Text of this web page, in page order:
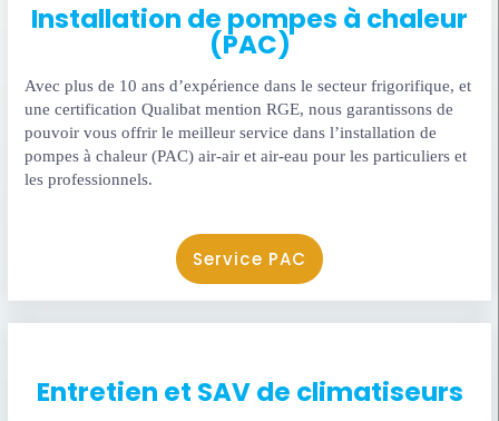
Installation de pompes à chaleur
(PAC)
Avec plus de 10 ans d’expérience dans le secteur frigorifique, et
une certification Qualibat mention RGE, nous garantissons de
pouvoir vous offrir le meilleur service dans l’installation de
pompes à chaleur (PAC) air-air et air-eau pour les particuliers et
les professionnels.
Service PAC
Entretien et SAV de climatiseurs